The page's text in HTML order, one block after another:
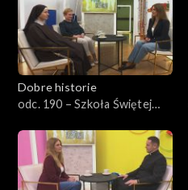
Dobre historie
odc. 190 – Szkoła Świętej